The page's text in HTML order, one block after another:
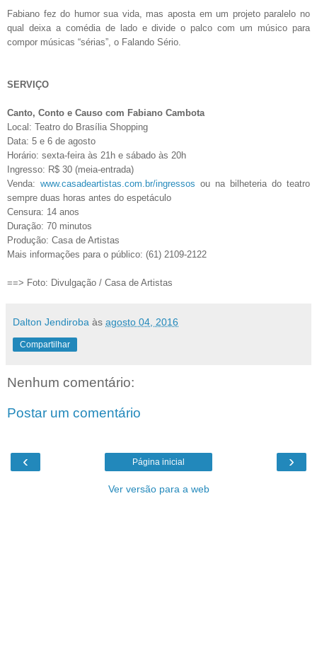
Fabiano fez do humor sua vida, mas aposta em um projeto paralelo no
qual deixa a comédia de lado e divide o palco com um músico para
compor músicas “sérias”, o Falando Sério.
SERVIÇO
Canto, Conto e Causo com Fabiano Cambota
Local: Teatro do Brasília Shopping
Data: 5 e 6 de agosto
Horário: sexta-feira às 21h e sábado às 20h
Ingresso: R$ 30 (meia-entrada)
Venda: www.casadeartistas.com.br/ingressos ou na bilheteria do teatro
sempre duas horas antes do espetáculo
Censura: 14 anos
Duração: 70 minutos
Produção: Casa de Artistas
Mais informações para o público: (61) 2109-2122
==> Foto: Divulgação / Casa de Artistas
Dalton Jendiroba às agosto 04, 2016
Compartilhar
Nenhum comentário:
Postar um comentário
‹ ›
Página inicial
Ver versão para a web